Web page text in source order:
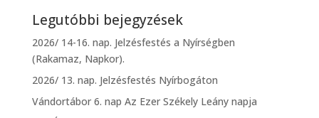
Legutóbbi bejegyzések
2026/ 14-16. nap. Jelzésfestés a Nyírségben
(Rakamaz, Napkor).
2026/ 13. nap. Jelzésfestés Nyírbogáton
Vándortábor 6. nap Az Ezer Székely Leány napja